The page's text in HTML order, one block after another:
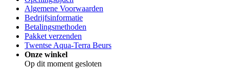
Algemene Voorwaarden
Bedrijfsinformatie
Betalingsmethoden
Pakket verzenden
Twentse Aqua-Terra Beurs
Onze winkel
Op dit moment gesloten